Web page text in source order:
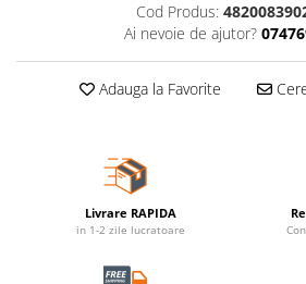
Cod Produs:
Ai nevoie de ajutor?
Adauga la Favorite
Livrare RAPIDA
in 1-2 zile lucratoare